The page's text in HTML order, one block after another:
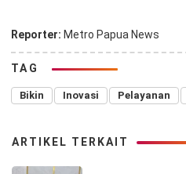
Reporter: Metro Papua News
TAG
Bikin Inovasi Pelayanan
ARTIKEL TERKAIT